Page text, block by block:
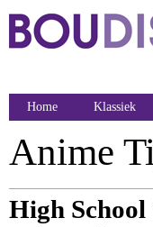
Home Klassiek
Anime
High